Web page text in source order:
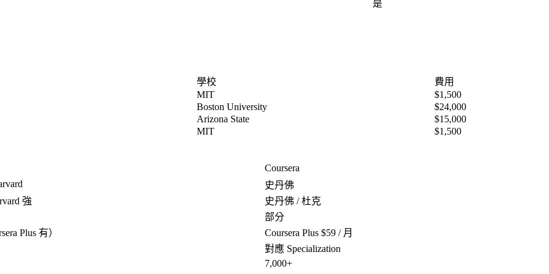
是
學校
費用
MIT
$1,500
Boston University
$24,000
Arizona State
$15,000
MIT
$1,500
Coursera
史丹佛
強
史丹佛 / 杜克
部分
Plus 有）
Coursera Plus $59 / 月
對應 Specialization
7,000+